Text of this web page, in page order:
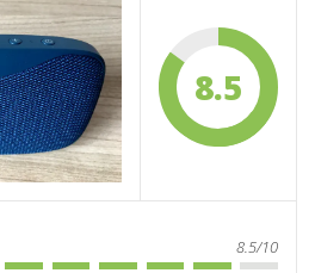
8.5
8.5/10